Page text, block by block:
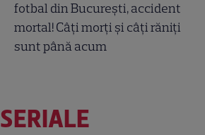
fotbal din București, accident
mortal! Câți morți și câți răniți
sunt până acum
SERIALE